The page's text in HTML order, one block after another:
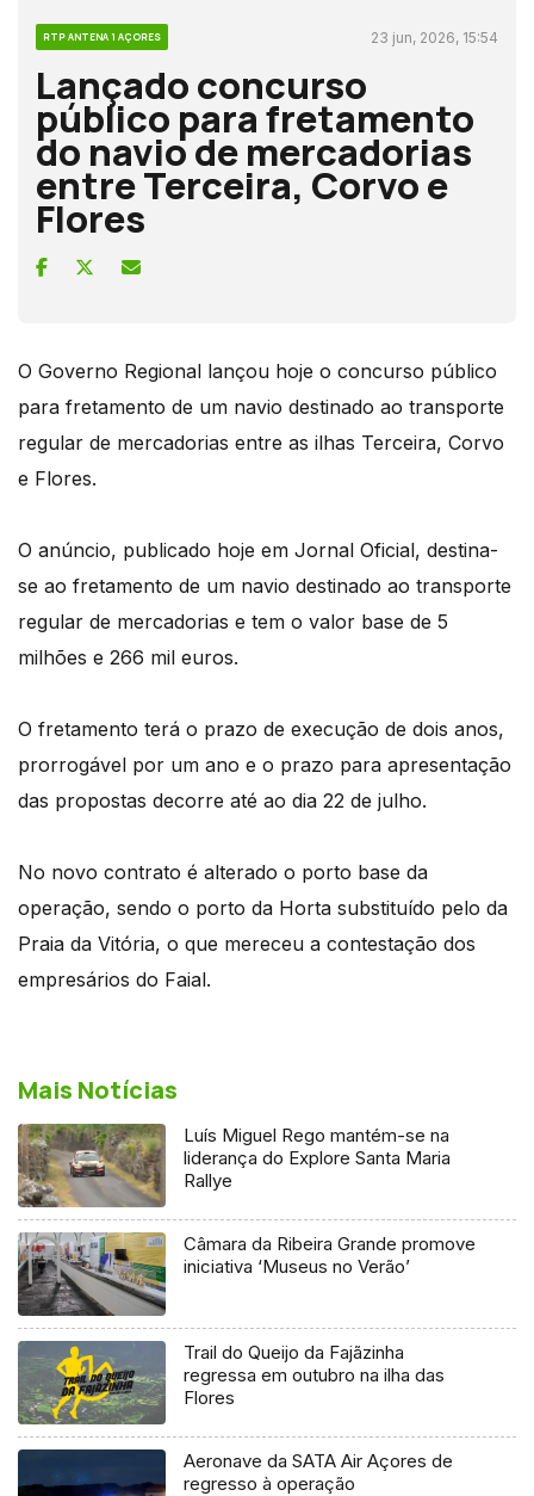
RTP ANTENA 1 AÇORES 23 jun, 2026, 15:54
Lançado concurso
público para fretamento
do navio de mercadorias
entre Terceira, Corvo e
Flores
O Governo Regional lançou hoje o concurso público
para fretamento de um navio destinado ao transporte
regular de mercadorias entre as ilhas Terceira, Corvo
e Flores.
O anúncio, publicado hoje em Jornal Oficial, destina-
se ao fretamento de um navio destinado ao transporte
regular de mercadorias e tem o valor base de 5
milhões e 266 mil euros.
O fretamento terá o prazo de execução de dois anos,
prorrogável por um ano e o prazo para apresentação
das propostas decorre até ao dia 22 de julho.
No novo contrato é alterado o porto base da
operação, sendo o porto da Horta substituído pelo da
Praia da Vitória, o que mereceu a contestação dos
empresários do Faial.
Mais Notícias
Luís Miguel Rego mantém-se na
liderança do Explore Santa Maria
Rallye
Câmara da Ribeira Grande promove
iniciativa ‘Museus no Verão’
Trail do Queijo da Fajãzinha
regressa em outubro na ilha das
Flores
Aeronave da SATA Air Açores de
regresso à operação